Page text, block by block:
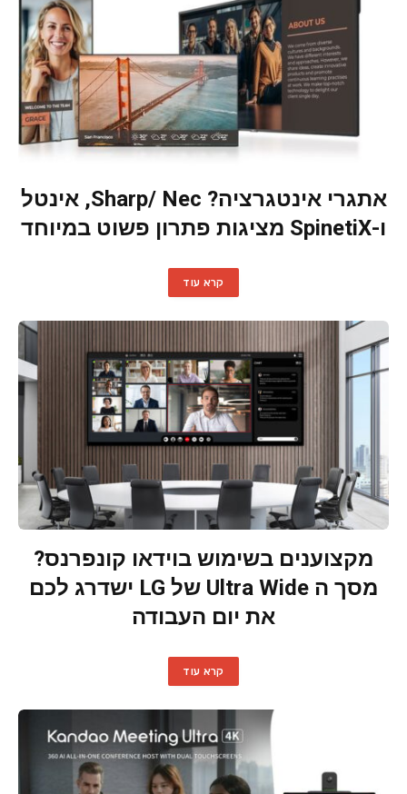
אתגרי אינטגרציה? Sharp/ Nec, אינטל
ו-SpinetiX מציגות פתרון פשוט במיוחד
קרא עוד
מקצוענים בשימוש בוידאו קונפרנס?
מסך ה Ultra Wide של LG ישדרג לכם
את יום העבודה
קרא עוד